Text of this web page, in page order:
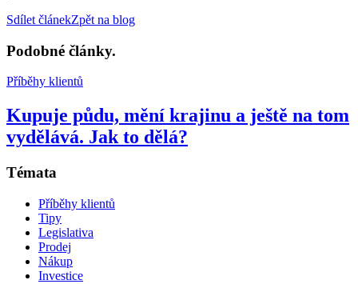
Sdílet článekZpět na blog
Podobné články.
Příběhy klientů
Kupuje půdu, mění krajinu a ještě na tom
vydělává. Jak to dělá?
Témata
Příběhy klientů
Tipy
Legislativa
Prodej
Nákup
Investice